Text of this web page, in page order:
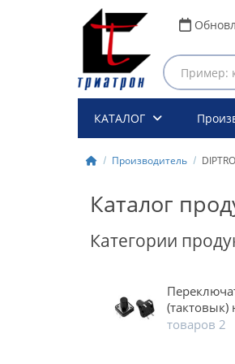
КАТАЛОГ
Производитель
Каталог
Категории
(тактовык)
товаров 2